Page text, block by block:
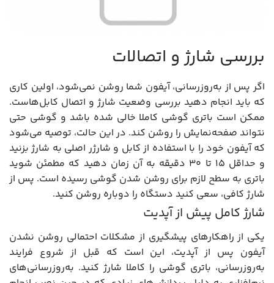
بررسی شارژ و اتصالات
اگر پس از به‌روزرسانی، آیفون شما روشن نمی‌شود، اولین کاری
که باید انجام دهید بررسی وضعیت شارژ و اتصال کابل‌هاست.
ممکن است باتری گوشی کاملا خالی شده باشد و گوشی حتی
نتواند صفحه‌نمایش را روشن کند. در این حالت، توصیه می‌شود
که آیفون خود را با استفاده از کابل و شارژر اصلی به شارژ بزنید
و حداقل ۱۵ تا ۳۰ دقیقه به آن زمان دهید که مطمئن شوید
باتری به سطح لازم برای روشن شدن گوشی رسیده است. پس از
شارژ کافی، سعی کنید دستگاه را دوباره روشن کنید.
شارژ کامل پیش از آپدیت
یکی از راهکارهای پیشگیری از مشکلات احتمالی روشن نشدن
آیفون پس از آپدیت، این است که قبل از شروع فرایند
به‌روزرسانی، باتری گوشی را کاملا شارژ کنید. به‌روزرسانی‌های